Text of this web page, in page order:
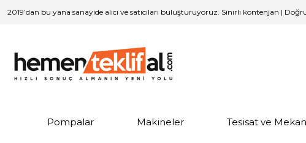
2019’dan bu yana sanayide alıcı ve satıcıları buluşturuyoruz. Sınırlı kontenjan |
Pompalar Makineler Tesisat ve